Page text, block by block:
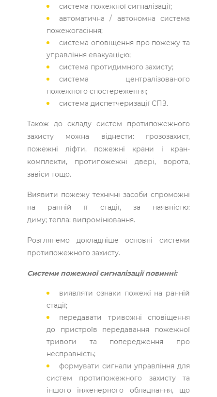
система пожежної сигналізації;
автоматична / автономна система
пожежогасіння;
система оповіщення про пожежу та
управління евакуацією;
система протидимного захисту;
система централізованого
пожежного спостереження;
система диспетчеризації СПЗ.
Також до складу систем протипожежного
захисту можна віднести: грозозахист,
пожежні ліфти, пожежні крани і кран-
комплекти, протипожежні двері, ворота,
завіси тощо.
Виявити пожежу технічні засоби спроможні
на ранній її стадії, за наявністю:
диму; тепла; випромінювання.
Розглянемо докладніше основні системи
протипожежного захисту.
Системи пожежної сигналізації повинні:
виявляти ознаки пожежі на ранній
стадії;
передавати тривожні сповіщення
до пристроїв передавання пожежної
тривоги та попередження про
несправність;
формувати сигнали управління для
систем протипожежного захисту та
іншого інженерного обладнання, що